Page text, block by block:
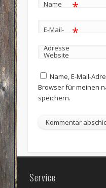
Name *
E-Mail-
Adresse
*
Website
Name, E-Mail-
Browser für meinen
speichern.
Service